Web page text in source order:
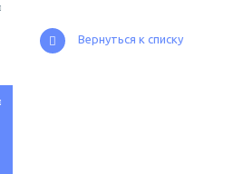
Вернуться к списку